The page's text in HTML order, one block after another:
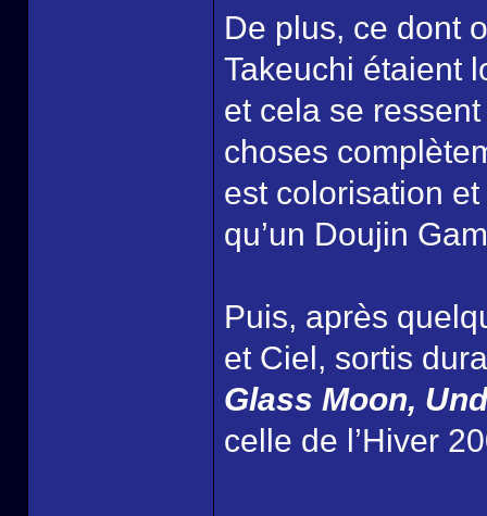
De plus, ce dont
Takeuchi étaient
et cela se
choses
est colorisation
qu’un Doujin
Puis, après
et Ciel, sortis
Glass Moon,
celle de l’Hiver